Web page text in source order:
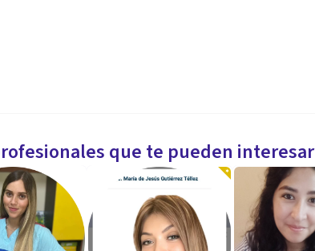
que te pueden interesar